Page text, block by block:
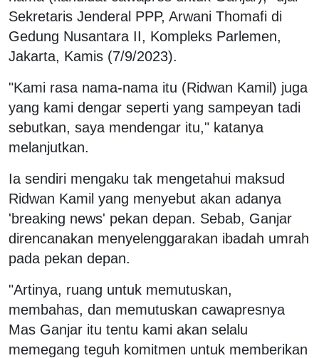
Sekretaris Jenderal PPP, Arwani Thomafi di
Gedung Nusantara II, Kompleks Parlemen,
Jakarta, Kamis (7/9/2023).
"Kami rasa nama-nama itu (Ridwan Kamil) juga
yang kami dengar seperti yang sampeyan tadi
sebutkan, saya mendengar itu," katanya
melanjutkan.
Ia sendiri mengaku tak mengetahui maksud
Ridwan Kamil yang menyebut akan adanya
'breaking news' pekan depan. Sebab, Ganjar
direncanakan menyelenggarakan ibadah umrah
pada pekan depan.
"Artinya, ruang untuk memutuskan,
membahas, dan memutuskan cawapresnya
Mas Ganjar itu tentu kami akan selalu
memegang teguh komitmen untuk memberikan